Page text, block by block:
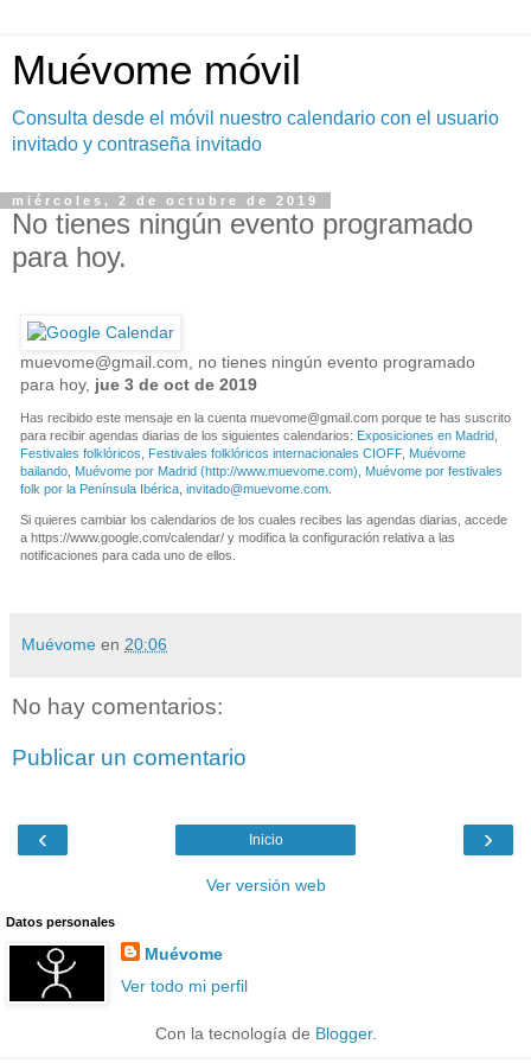
Muévome móvil
Consulta desde el móvil nuestro calendario con el usuario
invitado y contraseña invitado
miércoles, 2 de octubre de 2019
No tienes ningún evento programado
para hoy.
muevome@gmail.com , no tienes ningún evento programado
para hoy, jue 3 de oct de 2019
Has recibido este mensaje en la cuenta muevome@gmail.com porque te has suscrito
para recibir agendas diarias de los siguientes calendarios: Exposiciones en Madrid
Festivales folklóricos
Festivales folklóricos internacionales CIOFF, Muévome
bailando Muévome por Madrid (http://www.muevome.com)
Muévome por festivales
folk por la Península Ibérica invitado@muevome.com
Si quieres cambiar los calendarios de los cuales recibes las agendas diarias, accede
a https://www.google.com/calendar/ y modifica la configuración relativa a las
notificaciones para cada uno de ellos.
Muévome en 20:06
No hay comentarios:
Publicar un comentario
‹ ›
Inicio
Ver versión web
Datos personales
Muévome
Ver todo mi perfil
Con la tecnología de Blogger.